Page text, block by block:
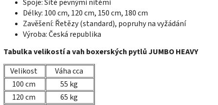
Spoje: Šité pevnými nitěmi
Délky: 100 cm, 120 cm, 150 cm, 180 cm
Zavěšení: Řetězy (standard), popruhy na vyžádání
Výroba: Česká republika
Tabulka velikostí a vah boxerských pytlů JUMBO HEAVY
Velikost
Váha cca
100 cm
55 kg
120 cm
65 kg